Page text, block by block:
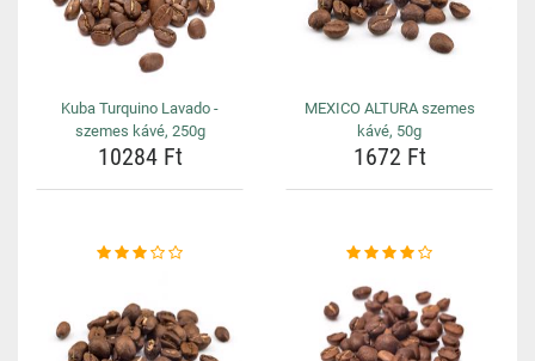
Kuba Turquino Lavado -
szemes kávé, 250g
10284 Ft
MEXICO ALTURA szemes
kávé, 50g
1672 Ft